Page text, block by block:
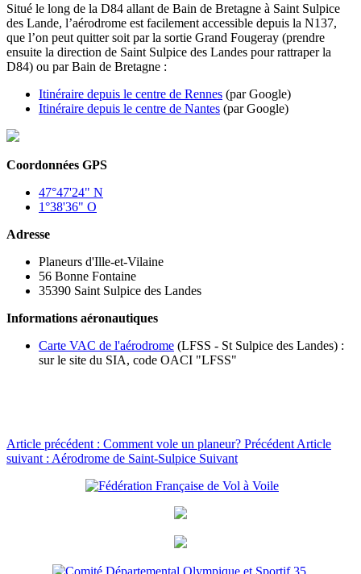
Situé le long de la D84 allant de Bain de Bretagne à Saint Sulpice
des Lande, l’aérodrome est facilement accessible depuis la N137,
que l’on peut quitter soit par la sortie Grand Fougeray (prendre
ensuite la direction de Saint Sulpice des Landes pour rattraper la
D84) ou par Bain de Bretagne :
Itinéraire depuis le centre de Rennes (par Google)
Itinéraire depuis le centre de Nantes (par Google)
Coordonnées GPS
47°47'24" N
1°38'36" O
Adresse
Planeurs d'Ille-et-Vilaine
56 Bonne Fontaine
35390 Saint Sulpice des Landes
Informations aéronautiques
Carte VAC de l'aérodrome (LFSS - St Sulpice des Landes) :
sur le site du SIA, code OACI "LFSS"
Article précédent : Comment vole un planeur? Précédent Article
suivant : Aérodrome de Saint-Sulpice Suivant